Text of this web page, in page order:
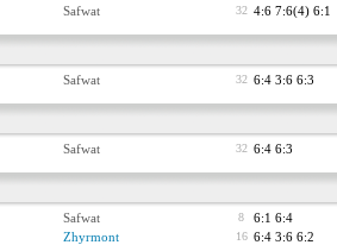
Safwat 32 4:6 7:6(4) 6:1
Safwat 32 6:4 3:6 6:3
Safwat 32 6:4 6:3
Safwat 8 6:1 6:4
Zhyrmont 16 6:4 3:6 6:2